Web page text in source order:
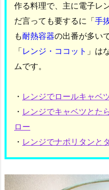
作る料理で、主に電子レ
だ言っても要するに「手
も耐熱容器の出番が多い
「レンジ・ココット 」は
ムです。
・ レンジでロールキャベ
・ レンジでキャベツとた
ロー
・ レンジでナポリタンと